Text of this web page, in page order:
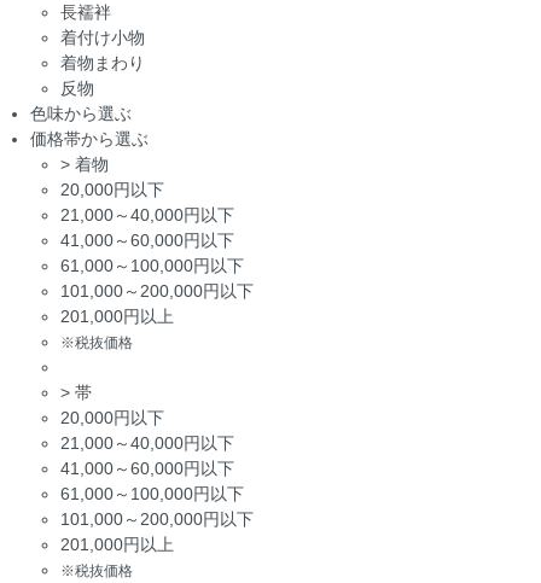
長襦袢
着付け小物
着物まわり
反物
色味から選ぶ
価格帯から選ぶ
> 着物
20,000円以下
21,000～40,000円以下
41,000～60,000円以下
61,000～100,000円以下
101,000～200,000円以下
201,000円以上
※税抜価格
> 帯
20,000円以下
21,000～40,000円以下
41,000～60,000円以下
61,000～100,000円以下
101,000～200,000円以下
201,000円以上
※税抜価格